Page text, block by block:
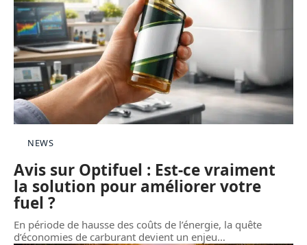
NEWS
Avis sur Optifuel : Est-ce vraiment
la solution pour améliorer votre
fuel ?
En période de hausse des coûts de l’énergie, la quête
d’économies de carburant devient un enjeu…